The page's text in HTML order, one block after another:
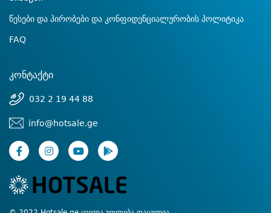
წესები და პირობები და კონფიდენციალურობის პოლიტიკა
FAQ
კონტაქტი
032 2 19 44 88
info@hotsale.ge